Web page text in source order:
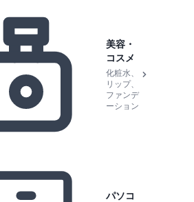
美容・
コスメ
化粧水、
リップ、
ファンデ
ーション
パソコ